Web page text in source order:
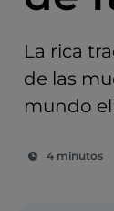
La rica
de las
mundo
4 minutos